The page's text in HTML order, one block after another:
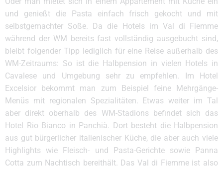
und genießt die Pasta einfach frisch gekocht und mit
selbstgemachter Soße. Da die Hotels im Val di Fiemme
während der WM bereits fast vollständig ausgebucht sind,
bleibt folgender Tipp lediglich für eine Reise außerhalb des
WM-Zeitraums: So ist die Halbpension in vielen Hotels in
Cavalese und Umgebung sehr zu empfehlen. Im Hotel
Excelsior bekommt man zum Beispiel feine Mehrgänge-
Menüs mit regionalen Spezialitäten. Etwas weiter im Tal
aber direkt oberhalb des WM-Stadions befindet sich das
Hotel Rio Bianco in Panchià. Dort besteht die Halbpension
aus gut bürgerlicher italienischer Küche, die aber auch viele
Highlights wie Fleisch- und Pasta-Gerichte sowie Panna
Cotta zum Nachtisch bereithält. Das Val di Fiemme ist also